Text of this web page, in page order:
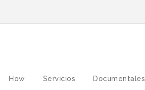
How Servicios Documentales